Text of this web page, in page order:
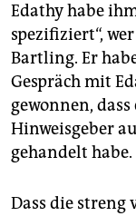
Edathy habe
spezifiziert“,
Bartling. Er
Gespräch mit
gewonnen,
Hinweisgeber
gehandelt habe.
Dass die